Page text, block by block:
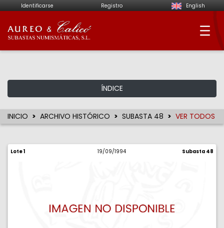
Identificarse Registro English
Aureo & Calicó -
ÍNDICE
INICIO ARCHIVO HISTÓRICO SUBASTA 48 VER TODOS
Lote 1 19/09/1994 Subasta 48